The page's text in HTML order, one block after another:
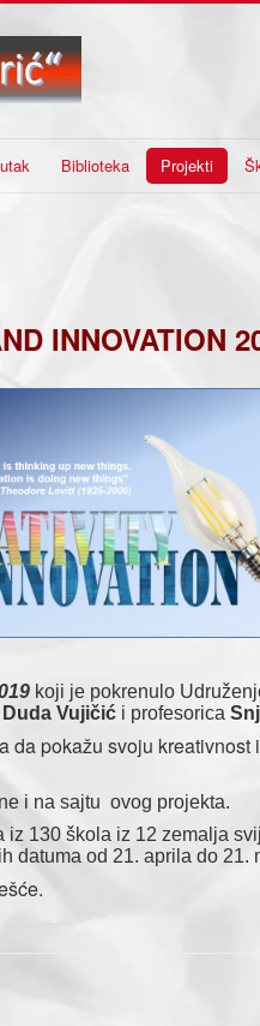
Biblioteka Projekti
INNOVATION
koji je pokrenulo
Duda Vujičić i profesorica
da pokažu svoju
na sajtu ovog projekta.
škola iz 12 zemalja
datuma od 21. aprila do 21.